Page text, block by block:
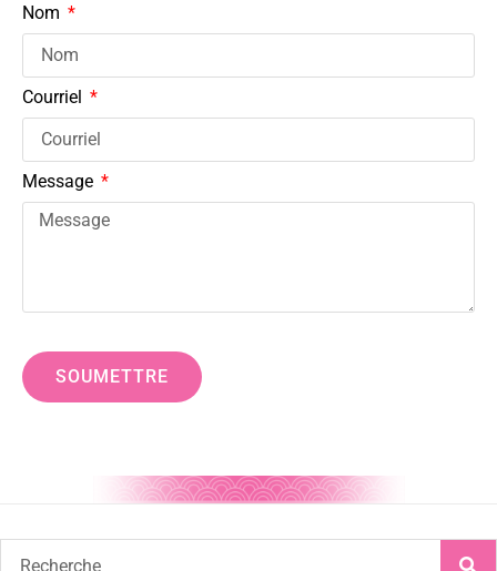
Nom
Courriel
Message
SOUMETTRE